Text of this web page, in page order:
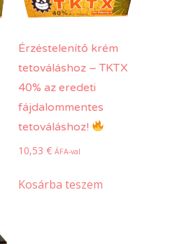
Érzéstelenítő krém
tetováláshoz – TKTX
40% az eredeti
fájdalommentes
tetováláshoz!
10,53€ ÁFA-val
Kosárba teszem